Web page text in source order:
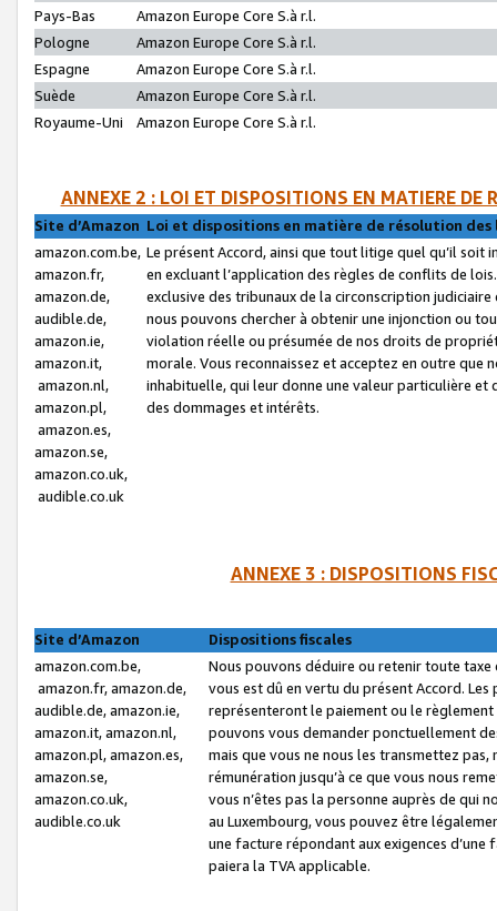
Pays-Bas
Amazon Europe Core S.à r.l.
Pologne
Amazon Europe Core S.à r.l.
Espagne
Amazon Europe Core S.à r.l.
Suède
Amazon Europe Core S.à r.l.
Royaume-Uni
Amazon Europe Core S.à r.l.
ANNEXE 2 : LOI ET DISPOSITIONS EN MATIERE DE
Site d’Amazon Loi et dispositions en matière de résolution
amazon.com.be,
amazon.fr,
amazon.de,
audible.de,
amazon.ie,
amazon.it,
amazon.nl,
amazon.pl,
amazon.es,
amazon.se,
amazon.co.uk,
audible.co.uk
Le présent Accord, ainsi que tout litige quel qu’il soit
en excluant l’application des règles de conflits de
exclusive des tribunaux de la circonscription
nous pouvons chercher à obtenir une injonction ou
violation réelle ou présumée de nos droits de
morale. Vous reconnaissez et acceptez en outre que
inhabituelle, qui leur donne une valeur particulière
des dommages et intérêts.
ANNEXE 3 : DISPOSITIONS
Site d’Amazon
Dispositions fiscales
amazon.com.be,
amazon.fr, amazon.de,
audible.de, amazon.ie,
amazon.it, amazon.nl,
amazon.pl, amazon.es,
amazon.se,
amazon.co.uk,
audible.co.uk
Nous pouvons déduire ou retenir toute
vous est dû en vertu du présent Accord.
représenteront le paiement ou le
pouvons vous demander ponctuellement
mais que vous ne nous les transmettez
rémunération jusqu’à ce que vous nous
vous n’êtes pas la personne auprès de qui
au Luxembourg, vous pouvez être
une facture répondant aux exigences
paiera la TVA applicable.